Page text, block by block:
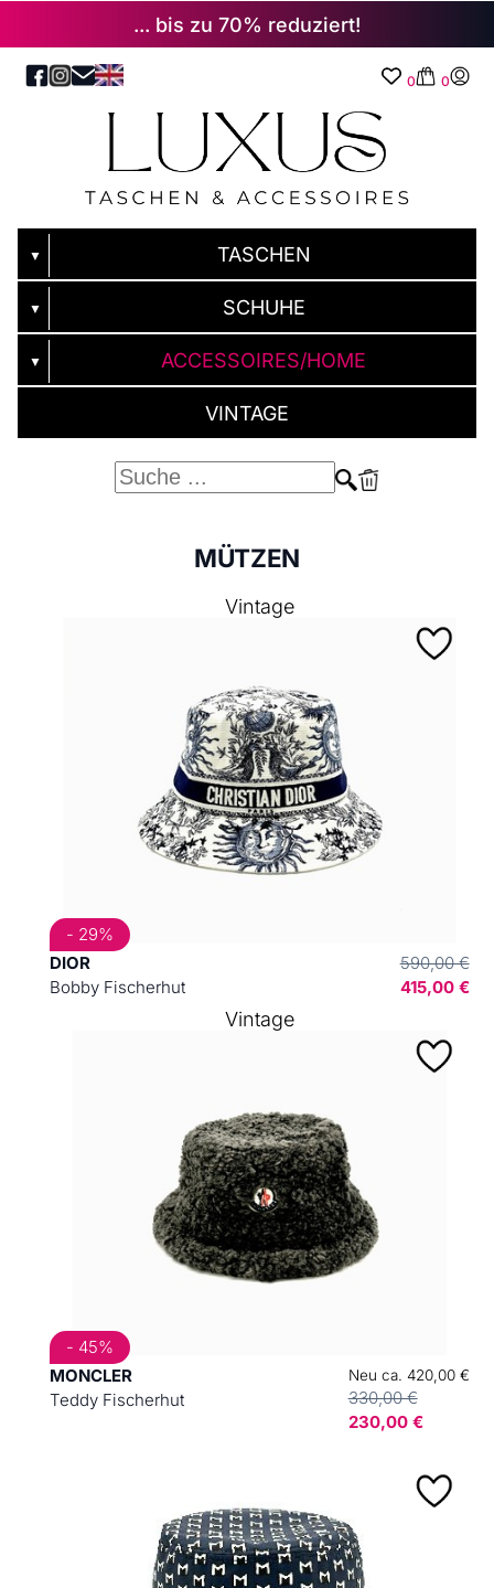
... bis zu 70% reduziert!
0 0
▼ TASCHEN
▼ SCHUHE
▼ ACCESSOIRES/HOME
VINTAGE
MÜTZEN
DIOR
Bobby Fischerhut
590,00 €
415,00 €
- 29%
Vintage
MONCLER
Teddy Fischerhut
Neu ca. 420,00 €
330,00 €
230,00 €
- 45%
Vintage